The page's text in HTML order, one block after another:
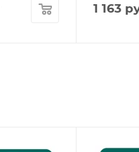
1 163